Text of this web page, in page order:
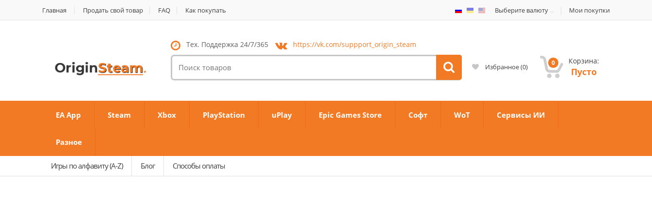
Главная Продать свой товар FAQ Как покупать Выберите валюту Мои покупки
Тех. Поддержка 24/7/365 https://vk.com/suppport_origin_steam
Поиск
товаров:
Избранное(0) 0 Корзина:
Пусто
EA App Steam Xbox PlayStation uPlay Epic Games Store Софт WoT Сервисы ИИ
Разное
Игры по алфавиту (A-Z) Блог Способы оплаты